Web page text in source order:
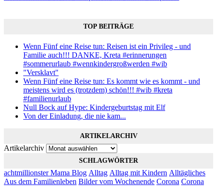
TOP BEITRÄGE
Wenn Fünf eine Reise tun: Reisen ist ein Privileg - und
Familie auch!!! DANKE, Kreta #erinnerungen
#sommerurlaub #wennkindergroßwerden #wib
"Versklavt"
Wenn Fünf eine Reise tun: Es kommt wie es kommt - und
meistens wird es (trotzdem) schön!!! #wib #kreta
#familienurlaub
Null Bock auf Hype: Kindergeburtstag mit Elf
Von der Einladung, die nie kam...
ARTIKELARCHIV
Artikelarchiv
SCHLAGWÖRTER
achtmillionster Mama Blog Alltag Alltag mit Kindern Alltägliches
Aus dem Familienleben Bilder vom Wochenende Corona Corona